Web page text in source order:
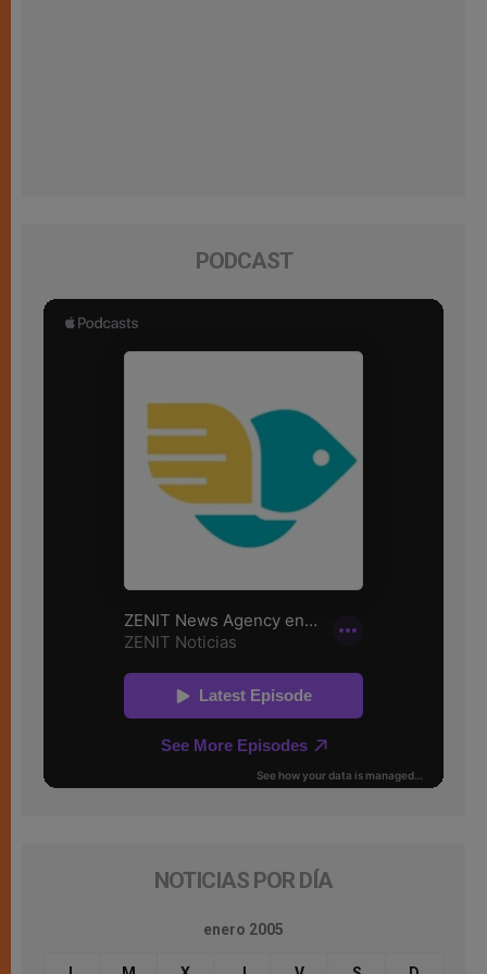
PODCAST
NOTICIAS POR DÍA
enero 2005